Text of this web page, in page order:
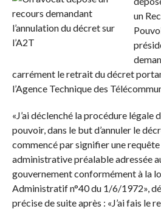
un
carrément le retrait du décret
l’Agence Technique des
«J’ai déclenché la procédure légale
pouvoir, dans le but d’annuler le
commencé par signifier une
administrative préalable adressée
gouvernement conformément à la
Administratif n°40 du 1/6/1972»,
précise de suite après : «J’ai fais le